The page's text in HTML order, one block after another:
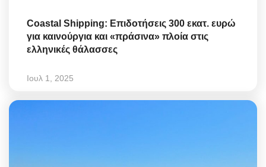
Coastal Shipping: Επιδοτήσεις 300 εκατ. ευρώ
για καινούργια και «πράσινα» πλοία στις
ελληνικές θάλασσες
Ιουλ 1, 2025